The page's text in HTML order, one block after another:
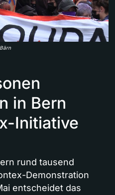
in Bern
Initiative
rund tausend
Demonstration
entscheidet das